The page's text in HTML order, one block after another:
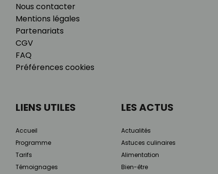
Nous contacter
Mentions légales
Partenariats
CGV
FAQ
Préférences cookies
LIENS UTILES
Accueil
Programme
Tarifs
Témoignages
LES ACTUS
Actualités
Astuces culinaires
Alimentation
Bien-être